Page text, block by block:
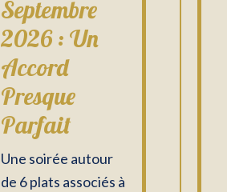
Septembre
2026 : Un
Accord
Presque
Parfait
Une soirée autour
de 6 plats associés à